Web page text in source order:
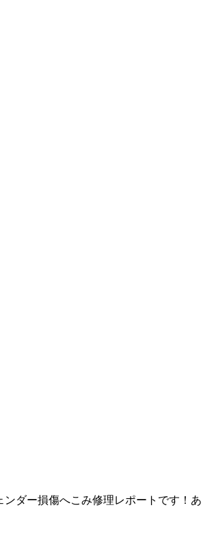
ダー損傷へこみ修理レポートです！あ